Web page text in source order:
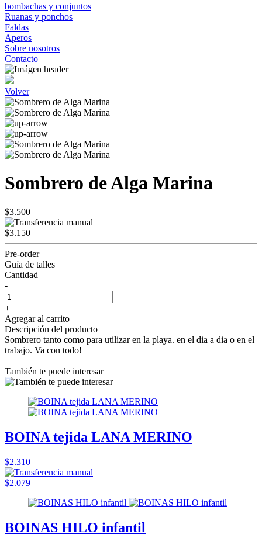
bombachas y conjuntos
Ruanas y ponchos
Faldas
Aperos
Sobre nosotros
Contacto
Volver
Sombrero de Alga Marina
$3.500
$3.150
Pre-order
Guía de talles
Cantidad
-
+
Agregar al carrito
Descripción del producto
Sombrero tanto como para utilizar en la playa. en el dia a dia o en el
trabajo. Va con todo!
También te puede interesar
BOINA tejida LANA MERINO
$2.310
$2.079
BOINAS HILO infantil